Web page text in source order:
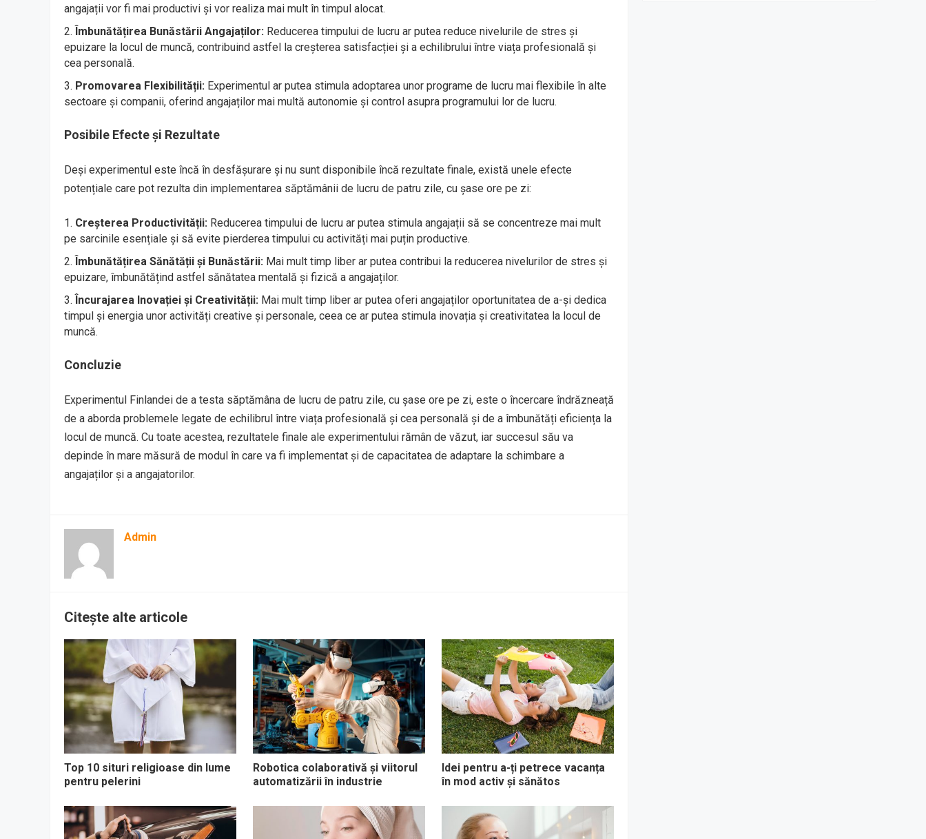
angajații vor fi mai productivi și vor realiza mai mult în timpul alocat.
Îmbunătățirea Bunăstării Angajaților: Reducerea timpului de lucru ar putea reduce nivelurile de stres și
epuizare la locul de muncă, contribuind astfel la creșterea satisfacției și a echilibrului între viața profesională și
cea personală.
Promovarea Flexibilității: Experimentul ar putea stimula adoptarea unor programe de lucru mai flexibile în alte
sectoare și companii, oferind angajaților mai multă autonomie și control asupra programului lor de lucru.
Posibile Efecte și Rezultate
Deși experimentul este încă în desfășurare și nu sunt disponibile încă rezultate finale, există unele efecte
potențiale care pot rezulta din implementarea săptămânii de lucru de patru zile, cu șase ore pe zi:
Creșterea Productivității: Reducerea timpului de lucru ar putea stimula angajații să se concentreze mai mult
pe sarcinile esențiale și să evite pierderea timpului cu activități mai puțin productive.
Îmbunătățirea Sănătății și Bunăstării: Mai mult timp liber ar putea contribui la reducerea nivelurilor de stres și
epuizare, îmbunătățind astfel sănătatea mentală și fizică a angajaților.
Încurajarea Inovației și Creativității: Mai mult timp liber ar putea oferi angajaților oportunitatea de a-și dedica
timpul și energia unor activități creative și personale, ceea ce ar putea stimula inovația și creativitatea la locul de
muncă.
Concluzie
Experimentul Finlandei de a testa săptămâna de lucru de patru zile, cu șase ore pe zi, este o încercare îndrăzneață
de a aborda problemele legate de echilibrul între viața profesională și cea personală și de a îmbunătăți eficiența la
locul de muncă. Cu toate acestea, rezultatele finale ale experimentului rămân de văzut, iar succesul său va
depinde în mare măsură de modul în care va fi implementat și de capacitatea de adaptare la schimbare a
angajaților și a angajatorilor.
Admin
Citește alte articole
Top 10 situri religioase din lume
pentru pelerini
Robotica colaborativă și viitorul
automatizării în industrie
Idei pentru a-ți petrece vacanța
în mod activ și sănătos